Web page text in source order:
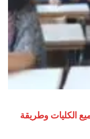
القدرات 2026 في جميع الكليات وطريقة